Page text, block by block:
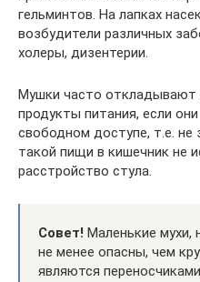
гельминтов. На лапках
возбудители различных
холеры, дизентерии.
Мушки часто откладывают
продукты питания, если
свободном доступе, т.е.
такой пищи в кишечник не
расстройство стула.
Совет! Маленькие мухи,
не менее опасны, чем
являются